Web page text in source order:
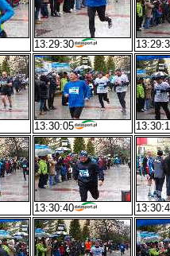
13:29:30
13:30:05
13:30:40